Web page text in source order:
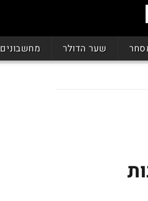
שער הדולר מחשבונים